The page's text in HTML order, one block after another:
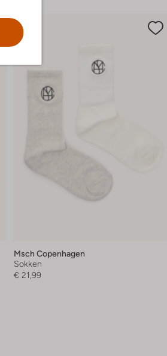
Msch Copenhagen
Sokken
€ 21,99